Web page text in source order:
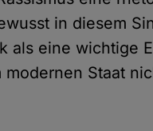
in diesem
als eine wichtige
Staat